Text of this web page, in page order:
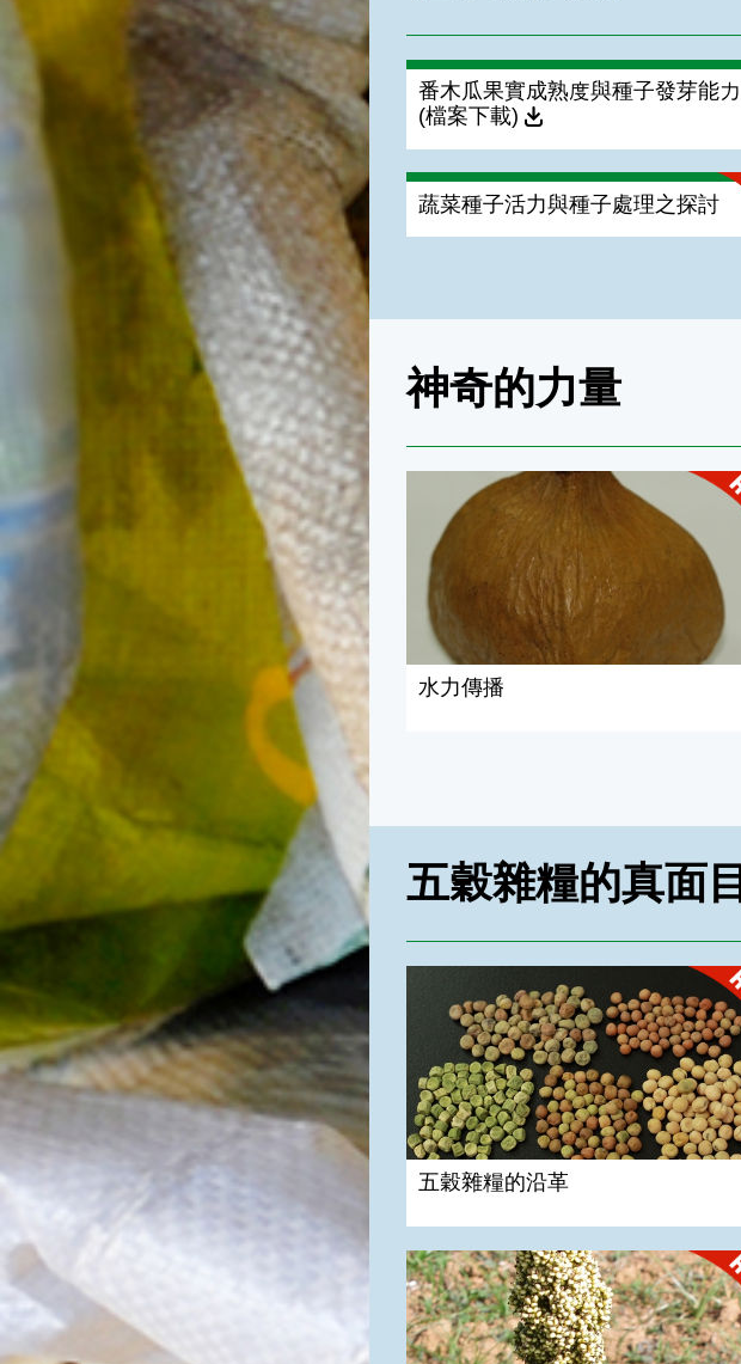
番木瓜果實成熟度與種子發芽能力
(檔案下載)
蔬菜種子活力與種子處理之探討
神奇的力量
水力傳播
水力傳播
五穀雜糧的真面目
五穀雜糧的沿革
高粱